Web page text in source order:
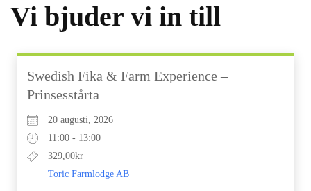
Vi bjuder vi in till
Swedish Fika & Farm Experience –
Prinsesstårta
20 augusti, 2026
11:00 - 13:00
329,00kr
Toric Farmlodge AB